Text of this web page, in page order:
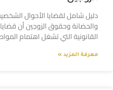
دليل شامل لقضايا الأحوال
والحضانة وحقوق الزوجين أن
القانونية التي تشغل اهتمام
معرفة المزيد »